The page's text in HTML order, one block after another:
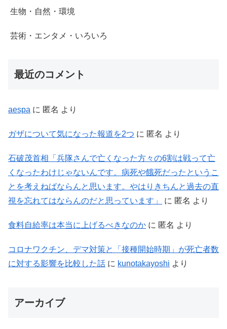
生物・自然・環境
芸術・エンタメ・いろいろ
最近のコメント
aespa に 匿名 より
ガザについて気になった報道を2つ に 匿名 より
石破茂首相「兵隊さんで亡くなった方々の6割は戦って亡
くなったわけじゃないんです。病死や餓死だったというこ
とを考えねばならんと思います。やはりきちんと過去の直
視を忘れてはならんのだと思っています」
に 匿名 より
食料自給率は本当に上げるべきなのか に 匿名 より
コロナワクチン、デマ対策と「接種開始時期」が死亡者数
に対する影響を比較した話 に kunotakayoshi より
アーカイブ